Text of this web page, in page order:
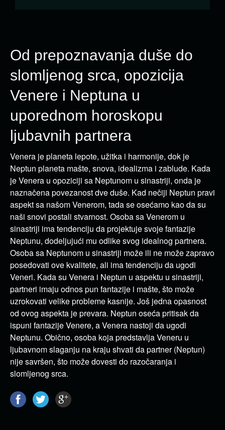
Od prepoznavanja duše do
slomljenog srca, opozicija
Venere i Neptuna u
uporednom horoskopu
ljubavnih partnera
Venera je planeta lepote, užitka i harmonije, dok je
Neptun planeta mašte, snova, idealizma i zablude. Kada
je Venera u opoziciji sa Neptunom u sinastriji, onda je
naznačena povezanost dve duše. Kad nečiji Neptun pravi
aspekt sa našom Venerom, tada se osećamo kao da su
naši snovi postali stvarnost. Osoba sa Venerom u
sinastriji ima tendenciju da projektuje svoje fantazije
Neptunu, dodeljujući mu odlike svog idealnog partnera.
Osoba sa Neptunom u sinastriji može ili ne može zapravo
posedovati ove kvalitete, ali ima tendenciju da ugodi
Veneri. Kada su Venera i Neptun u aspektu u sinastriji,
partneri imaju odnos pun fantazije i mašte, što može
uzrokovati velike probleme kasnije. Još jedna opasnost
od ovog aspekta je prevara. Neptun oseća pritisak da
ispuni fantazije Venere, a Venera nastoji da ugodi
Neptunu. Obično, osoba koja predstavlja Veneru u
ljubavnom slaganju na kraju shvati da partner (Neptun)
nije savršen, što može dovesti do razočaranja i
slomljenog srca.